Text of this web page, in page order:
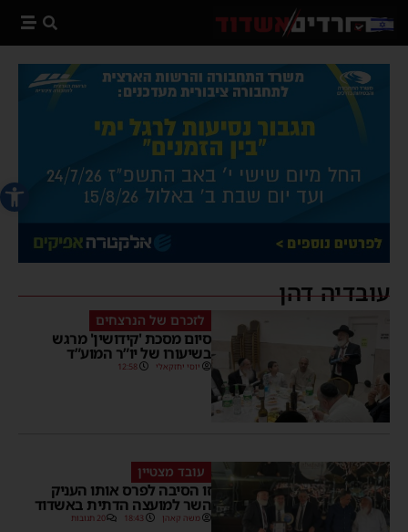
פתח
עובדיה דהן
לזכרם של הנרצחים
סיום מסכת 'קידושין' מרגש
בשיעורו של יו”ר המוע”ד
יוסי יחזקאלי 12:58
עובד מצטיין
זו הסיבה לפרס אותו העניק
השר למועצה הדתית באשדוד
משה קאהן 18:43 20 תגובות